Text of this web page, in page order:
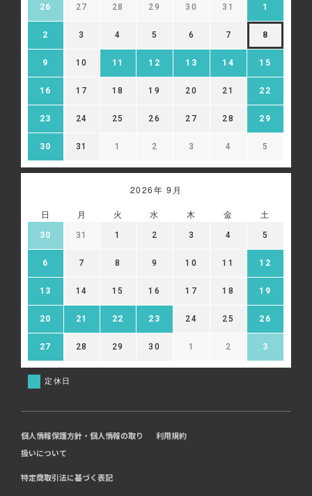
26 27 28 29 30 31 1
2 3 4 5 6 7 8
9 10 11 12 13 14 15
16 17 18 19 20 21 22
23 24 25 26 27 28 29
30 31 1 2 3 4 5
2026年 9月
日 月 火 水 木 金 土
30 31 1 2 3 4 5
6 7 8 9 10 11 12
13 14 15 16 17 18 19
20 21 22 23 24 25 26
27 28 29 30 1 2 3
定休日
個人情報保護方針・個人情報の取り
扱いについて
利用規約
特定商取引法に基づく表記